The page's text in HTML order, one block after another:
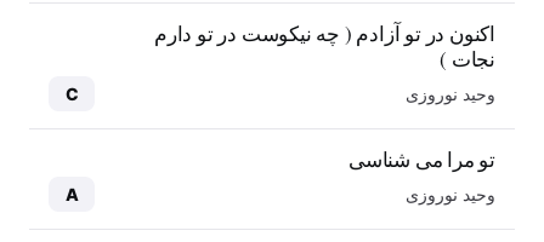
اکنون در تو آزادم ( چه نیکوست در تو دارم
نجات )
وحید نوروزی C
تو مرا می شناسی
وحید نوروزی A